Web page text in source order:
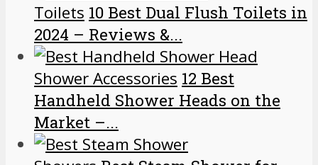
Toilets 10 Best Dual Flush Toilets in
2024 – Reviews &...
Shower Accessories 12 Best
Handheld Shower Heads on the
Market –...